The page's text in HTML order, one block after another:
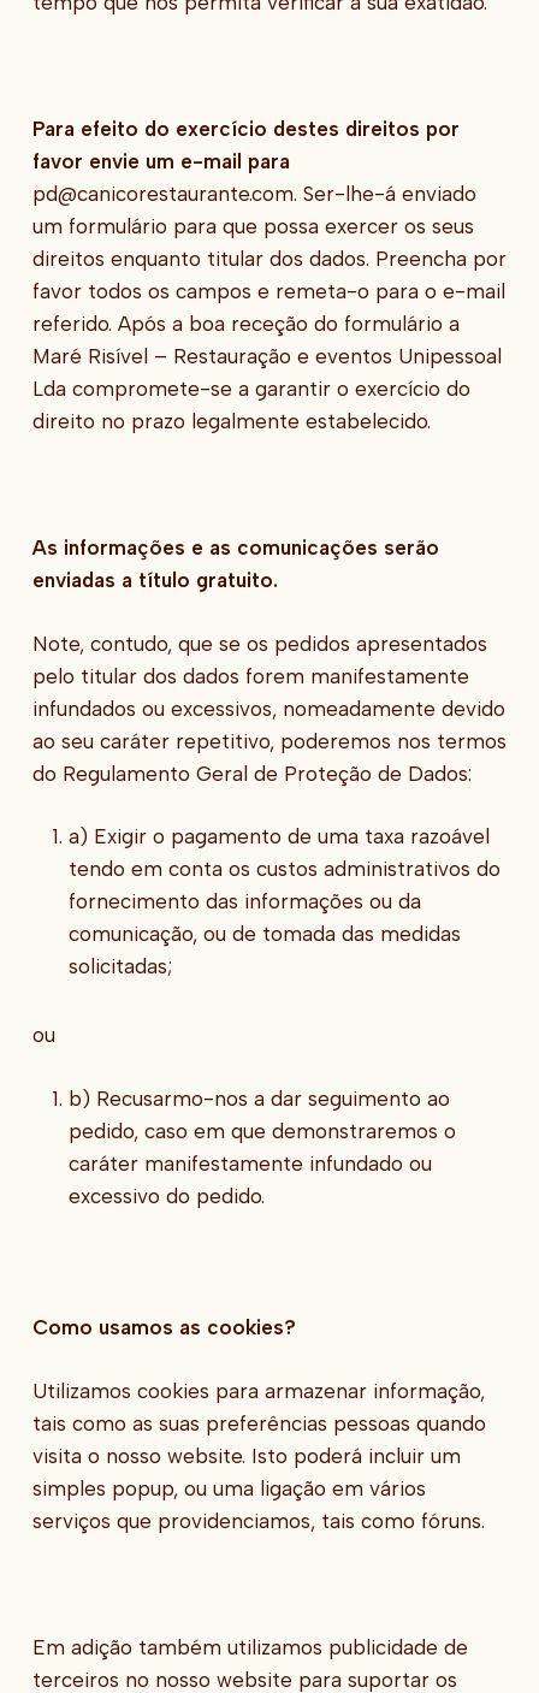
Para efeito do exercício destes direitos por
favor envie um e-mail para
pd@canicorestaurante.com. Ser-lhe-á enviado
um formulário para que possa exercer os seus
direitos enquanto titular dos dados. Preencha por
favor todos os campos e remeta-o para o e-mail
referido. Após a boa receção do formulário a
Maré Risível – Restauração e eventos Unipessoal
Lda compromete-se a garantir o exercício do
direito no prazo legalmente estabelecido.
As informações e as comunicações serão
enviadas a título gratuito.
Note, contudo, que se os pedidos apresentados
pelo titular dos dados forem manifestamente
infundados ou excessivos, nomeadamente devido
ao seu caráter repetitivo, poderemos nos termos
do Regulamento Geral de Proteção de Dados:
a) Exigir o pagamento de uma taxa razoável
tendo em conta os custos administrativos do
fornecimento das informações ou da
comunicação, ou de tomada das medidas
solicitadas;
ou
b) Recusarmo-nos a dar seguimento ao
pedido, caso em que demonstraremos o
caráter manifestamente infundado ou
excessivo do pedido.
Como usamos as cookies?
Utilizamos cookies para armazenar informação,
tais como as suas preferências pessoas quando
visita o nosso website. Isto poderá incluir um
simples popup, ou uma ligação em vários
serviços que providenciamos, tais como fóruns.
Em adição também utilizamos publicidade de
terceiros no nosso website para suportar os